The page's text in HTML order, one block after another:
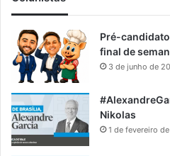
Pré-
final de
3 de junho de
Nikolas
1 de fevereiro